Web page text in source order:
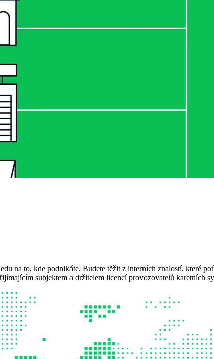
na to, kde podnikáte. Budete těžit z interních znalostí, které
subjektem a držitelem licencí provozovatelů karetních